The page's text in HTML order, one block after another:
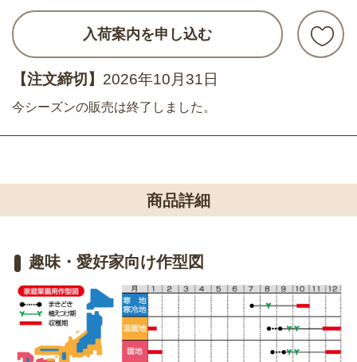
入荷案内を申し込む
【注文締切】 2026年10月31日
今シーズンの販売は終了しました。
商品詳細
趣味・愛好家向け作型図